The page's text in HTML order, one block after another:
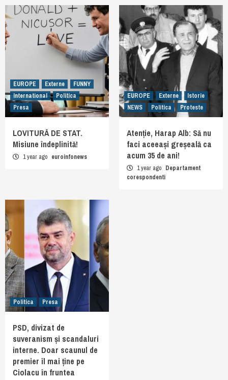
EUROPE Externe
FUNNY
International
Politica
Presa
LOVITURĂ DE STAT.
Misiune îndeplinită!
1 year ago euroinfonews
EUROPE Externe
Istorie
NEWS
Politica Proteste
Atenție, Harap Alb: Să nu
faci aceeași greșeală ca
acum 35 de ani!
1 year ago Departament
corespondenti
Politica Presa
PSD, divizat de
suveranism și scandaluri
interne. Doar scaunul de
premier îl mai ține pe
Ciolacu în fruntea